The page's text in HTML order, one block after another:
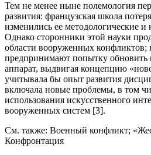
Тем не менее ныне полемология
развития: французская школа
изменились ее методологические
Однако сторонники этой науки
области вооруженных конфликтов;
предпринимают попытку обновить
аппарат, выдвигая концепцию
учитывала бы опыт развития
включала новые проблемы, в том
использования искусственного
вооруженных систем [3].
См. также: Военный конфликт;
Конфронтация